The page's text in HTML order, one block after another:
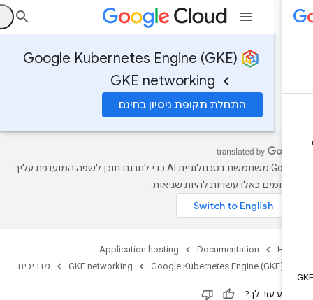
Google Kubernetes Engine (GKE)
GKE networking
התחלת תקופת ניסיון בחינם
‫Google משתמשת בטכנולוגיית AI כדי לתרגם תוכן לשפה המועדפת עליך.
כאלו עשויות להיות שגיאות.
Documentation
Application hosting
Google Kubernetes Engine (GKE)
GKE networking מדריכים
עזר לך?